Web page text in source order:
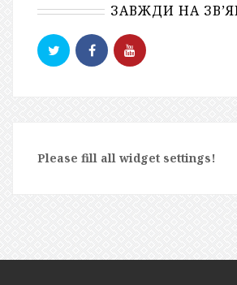
ЗАВЖДИ НА
Please fill all widget settings!